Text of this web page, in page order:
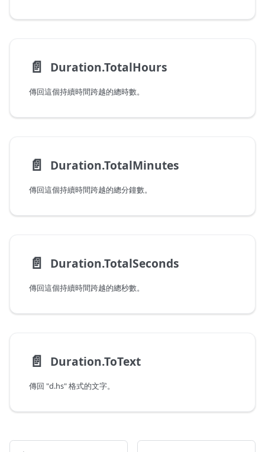
📄️ Duration.TotalHours
傳回這個持續時間跨越的總時數。
📄️ Duration.TotalMinutes
傳回這個持續時間跨越的總分鐘數。
📄️ Duration.TotalSeconds
傳回這個持續時間跨越的總秒數。
📄️ Duration.ToText
傳回 "d.hs" 格式的文字。